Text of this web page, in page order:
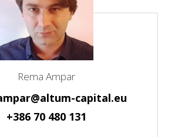
Rema Ampar
capital.eu
+386 70 480 131